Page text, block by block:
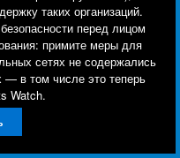
таких организаций.
перед лицом
примите меры для
сетях не содержались
— в том числе это теперь
Watch.
нападения на места
- более чем
со всем 2014 г.
отмечали
групп правового
мигрантов,
для чего
как изменить ваши